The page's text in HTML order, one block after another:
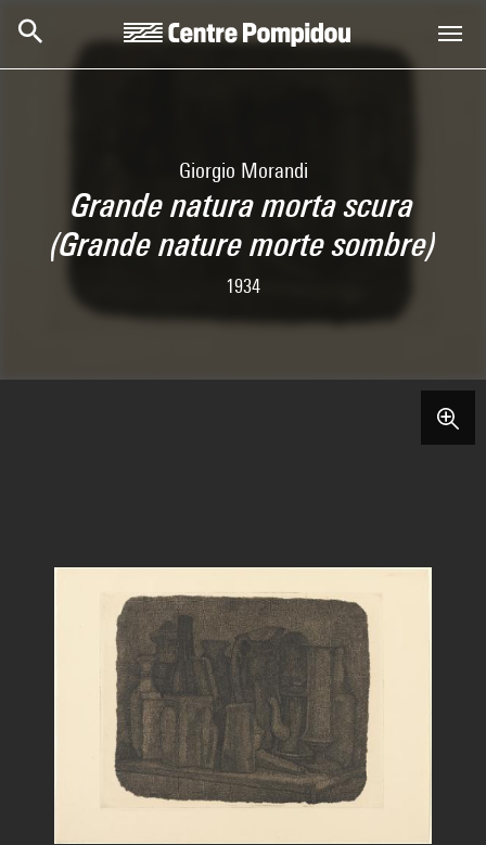
Giorgio Morandi
Grande natura morta scura
(Grande nature morte sombre)
1934